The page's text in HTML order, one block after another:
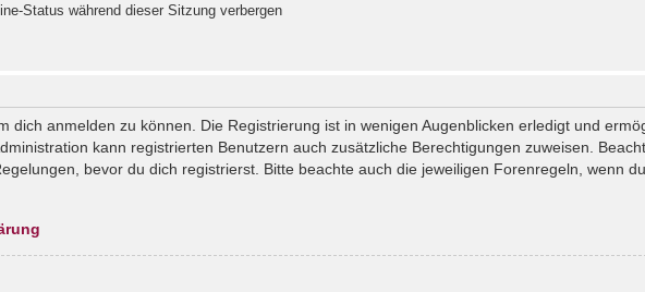
Status während dieser Sitzung verbergen
dich anmelden zu können. Die Registrierung ist in wenigen Augenblicken erledigt und
kann registrierten Benutzern auch zusätzliche Berechtigungen zuweisen.
bevor du dich registrierst. Bitte beachte auch die jeweiligen Forenregeln, wenn